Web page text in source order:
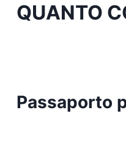
QUANTO
Passaporto